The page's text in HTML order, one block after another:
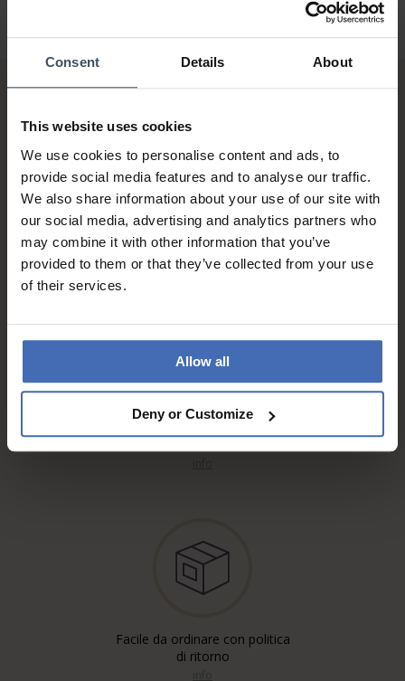
Consent Details About
This website uses cookies
We use cookies to personalise content and ads, to
provide social media features and to analyse our traffic.
We also share information about your use of our site with
our social media, advertising and analytics partners who
may combine it with other information that you’ve
provided to them or that they’ve collected from your use
of their services.
Allow all
Deny or Customize
Fattura & Pagamento a rate
fino a 5000.-
info
Spedizione gratuita'*
Facile da ordinare con politica
di ritorno